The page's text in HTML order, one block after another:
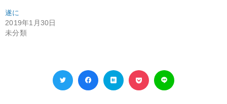
遂に
2019年1月30日
未分類